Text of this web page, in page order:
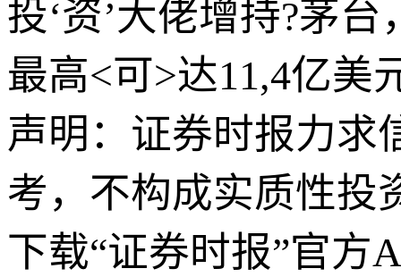
投‘资’大佬增持?茅
最高<可>达11,4亿美
声明：证券时报力求
考，不构成实质性投
下载“证券时报”官方